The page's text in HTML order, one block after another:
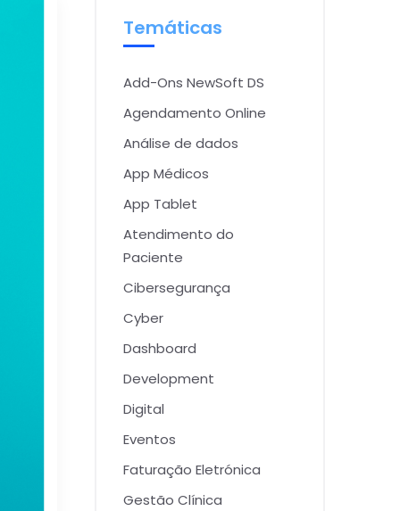
Temáticas
Add-Ons NewSoft DS
Agendamento Online
Análise de dados
App Médicos
App Tablet
Atendimento do
Paciente
Cibersegurança
Cyber
Dashboard
Development
Digital
Eventos
Faturação Eletrónica
Gestão Clínica